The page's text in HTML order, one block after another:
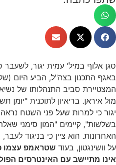
סגן אלוף במיל' עמית יגור, לשעבר
באגף התכנון בצה"ל, הביע היום
המצטיירת סביב התנהלותו של
מול איראן. בריאיון לתוכנית
יגור כי למרות שעל פני השטח
בשלשות", קיימים "המון סימני
האחרונות. הוא ציין כי בניגוד
על וושינגטון, בעוד שטראמפ עצמו
אינו מתיישב עם האינטרסים